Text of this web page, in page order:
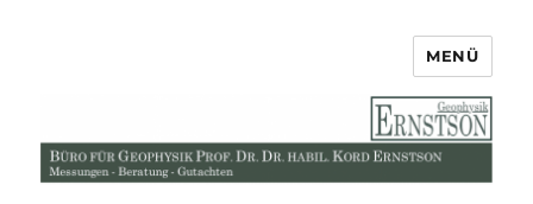
Büro für Geophysik Prof. Dr. Dr.
MENÜ